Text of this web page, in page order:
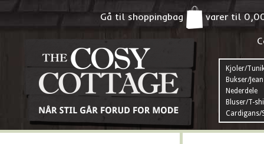
Gå til shoppingbag varer til
Kjoler/
Bukser/
Nederdele
Bluser/T-
Cardigans/